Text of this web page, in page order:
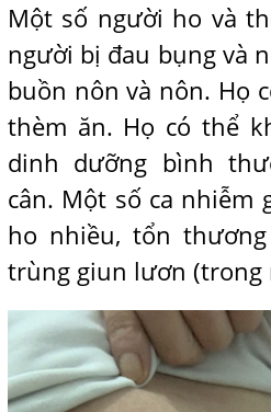
Một số người ho và
người bị đau bụng và
buồn nôn và nôn. Họ
thèm ăn. Họ có thể
dinh dưỡng bình
cân. Một số ca nhiễm
ho nhiều, tổn
trùng giun lươn (trong